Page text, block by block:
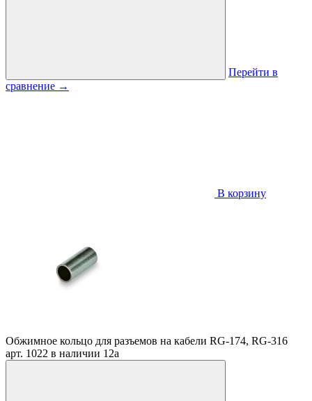
Перейти в
сравнение →
В корзину
Обжимное кольцо для разъемов на кабели RG-174, RG-316
арт. 1022 в наличии 12a